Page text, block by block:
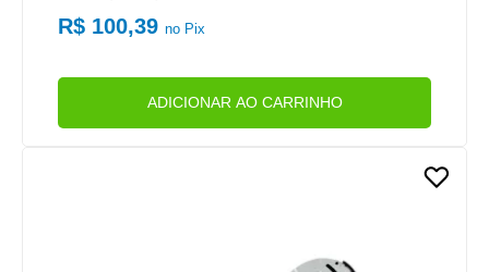
RICO VW NOVO DELIVERY/E-DELIVERY EURO 5/6 | VW C
ONSTELLATION
R$ 100,39no Pix
ADICIONAR AO CARRINHO